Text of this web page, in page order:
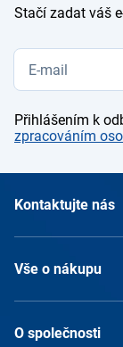
Stačí zadat váš
Přihlášením k
zpracováním
Kontaktujte nás
Vše o nákupu
O společnosti